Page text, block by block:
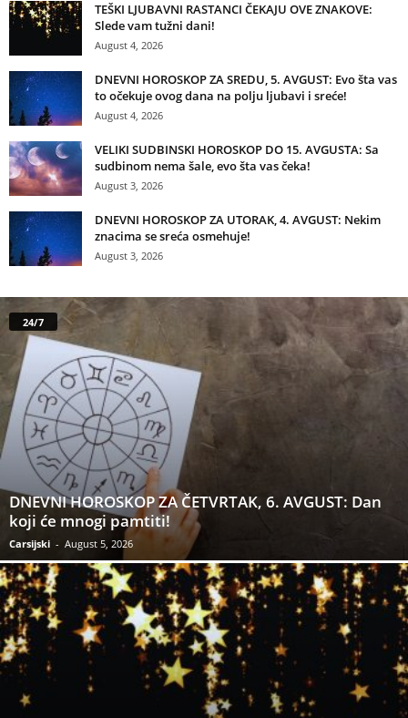
TEŠKI LJUBAVNI RASTANCI ČEKAJU OVE ZNAKOVE:
Slede vam tužni dani!
August 4, 2026
DNEVNI HOROSKOP ZA SREDU, 5. AVGUST: Evo šta vas
to očekuje ovog dana na polju ljubavi i sreće!
August 4, 2026
VELIKI SUDBINSKI HOROSKOP DO 15. AVGUSTA: Sa
sudbinom nema šale, evo šta vas čeka!
August 3, 2026
DNEVNI HOROSKOP ZA UTORAK, 4. AVGUST: Nekim
znacima se sreća osmehuje!
August 3, 2026
24/7
DNEVNI HOROSKOP ZA ČETVRTAK, 6. AVGUST: Dan
koji će mnogi pamtiti!
Carsijski - August 5, 2026